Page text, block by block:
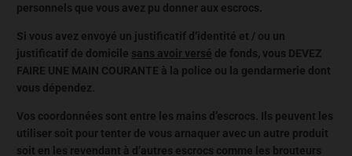
personnels que vous avez pu donner aux escrocs.
Si vous avez envoyé un justificatif d’identité et / ou un
justificatif de domicile sans avoir versé de fonds, vous DEVEZ
FAIRE UNE MAIN COURANTE à la police ou la gendarmerie dont
vous dépendez.
Vos coordonnées sont entre les mains d’escrocs. Ils peuvent les
utiliser soit pour tenter de vous arnaquer avec un autre produit
soit en les revendant à d’autres escrocs comme les brouteurs